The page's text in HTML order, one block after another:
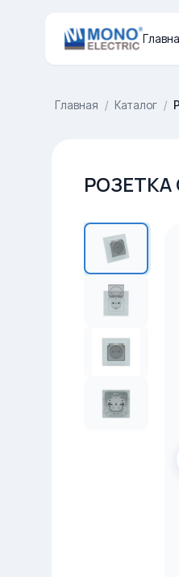
Главная / Каталог /
РОЗЕТКА